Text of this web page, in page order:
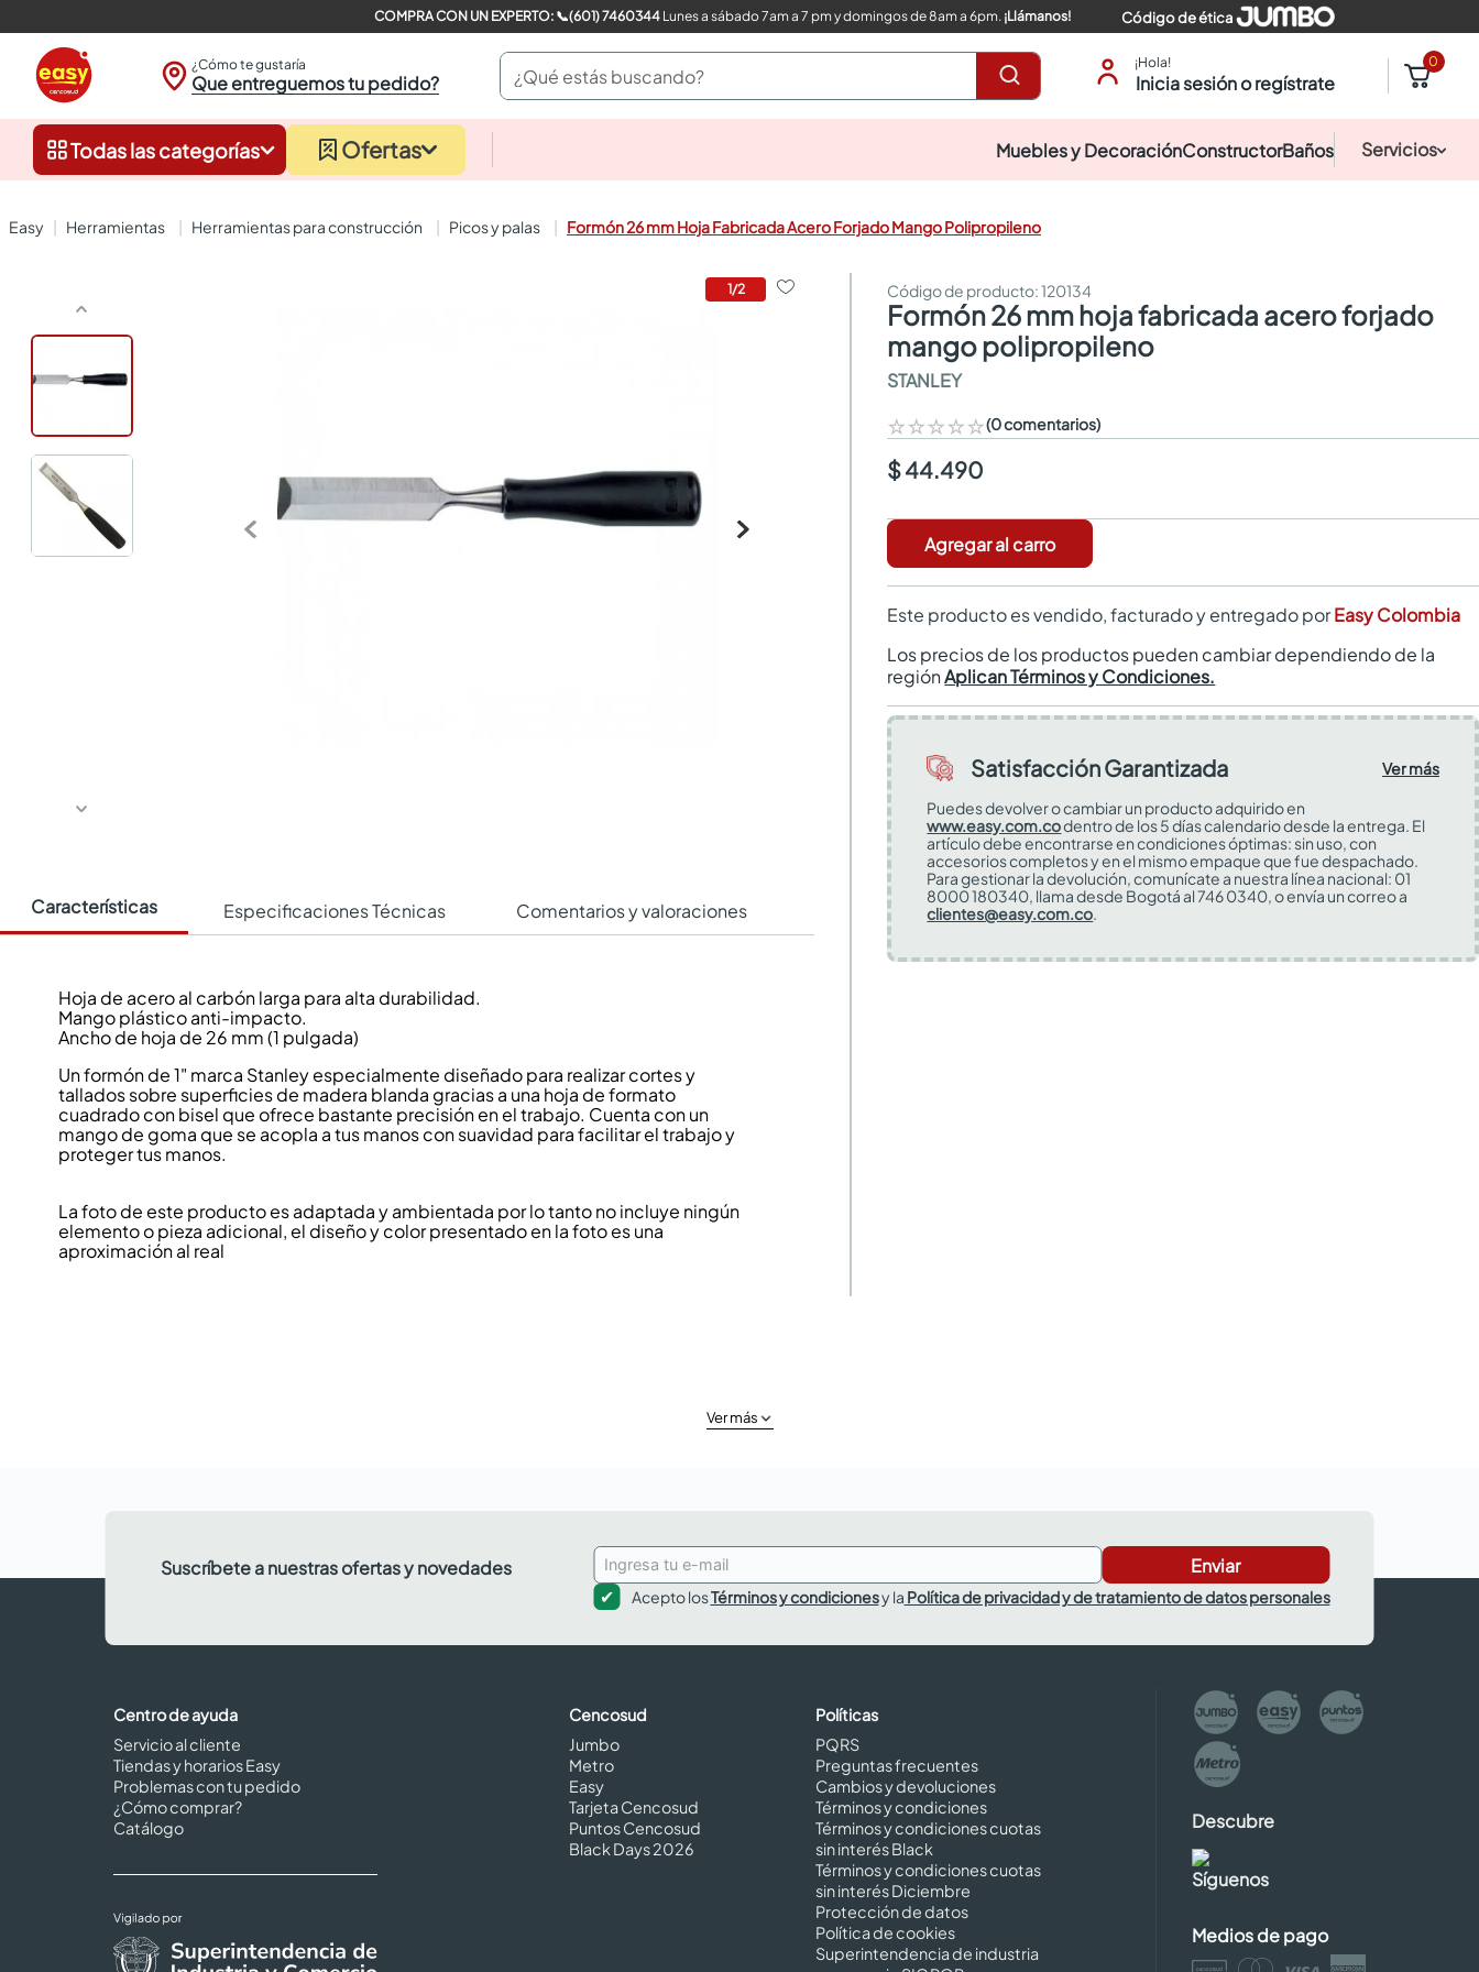
COMPRA CON UN EXPERTO: 📞(601) 7460344Lunes a sábado 7am a 7 pm y domingos de 8am a 6pm. ¡Llámanos! Código de ética
¿Cómo te gustaría
Que entreguemos tu pedido?
¿Qué estás buscando? ¡Hola!
Inicia sesión o regístrate
0
Todas las categorías Ofertas Muebles y DecoraciónConstructorBaños Servicios
herramientas herramientas para construcción picos y palas Formón 26 mm Hoja Fabricada Acero Forjado Mango Polipropileno
1/2
Características Especificaciones Técnicas Comentarios y valoraciones
Hoja de acero al carbón larga para alta durabilidad.
Mango plástico anti-impacto.
Ancho de hoja de 26 mm (1 pulgada)
Un formón de 1" marca Stanley especialmente diseñado para realizar cortes y
tallados sobre superficies de madera blanda gracias a una hoja de formato
cuadrado con bisel que ofrece bastante precisión en el trabajo. Cuenta con un
mango de goma que se acopla a tus manos con suavidad para facilitar el trabajo y
proteger tus manos.
La foto de este producto es adaptada y ambientada por lo tanto no incluye ningún
elemento o pieza adicional, el diseño y color presentado en la foto es una
aproximación al real
:120134
formón 26 mm hoja fabricada acero forjado
mango polipropileno
STANLEY
☆☆☆☆☆(0 comentarios)
$ 44.490
Agregar al carro
Este producto es vendido, facturado y entregado porEasy Colombia
Los precios de los productos pueden cambiar dependiendo de la
regiónAplican Términos y Condiciones.
Satisfacción Garantizada
Ver más
Puedes devolver o cambiar un producto adquirido en
www.easy.com.codentro de los 5 días calendario desde la entrega. El
artículo debe encontrarse en condiciones óptimas: sin uso, con
accesorios completos y en el mismo empaque que fue despachado.
Para gestionar la devolución, comunícate a nuestra línea nacional: 01
8000 180340, llama desde Bogotá al 746 0340, o envía un correo a
clientes@easy.com.co.
Ver más
Suscríbete a nuestras ofertas y novedades Enviar
Acepto losTérminos y condicionesy la Política de privacidad y de tratamiento de datos personales
Centro de ayuda
Servicio al cliente
Tiendas y horarios Easy
Problemas con tu pedido
¿Cómo comprar?
Catálogo
Cencosud
Jumbo
Metro
Easy
Tarjeta Cencosud
Puntos Cencosud
Black Days 2026
Políticas
PQRS
Preguntas frecuentes
Cambios y devoluciones
Términos y condiciones
Términos y condiciones cuotas
sin interés Black
Términos y condiciones cuotas
sin interés Diciembre
Protección de datos
Política de cookies
Superintendencia de industria
Descubre
Síguenos
Medios de pago
closet
sanitarios